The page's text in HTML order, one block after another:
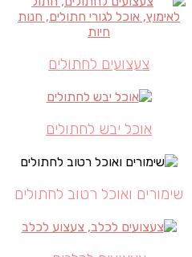
צעצועים לחתולים
אוכל יבש לחתולים
שימורים ואוכל רטוב לחתולים